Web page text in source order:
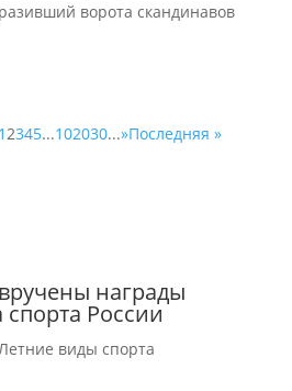
ворота скандинавов
2345...102030...»Последняя »
награды
России
виды спорта